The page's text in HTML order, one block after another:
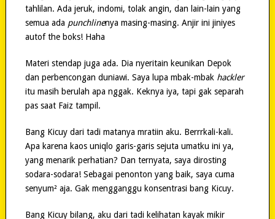
tahlilan. Ada jeruk, indomi, tolak angin, dan lain-lain yang
semua ada punchlinenya masing-masing. Anjir ini jiniyes
autof the boks! Haha
Materi stendap juga ada. Dia nyeritain keunikan Depok
dan perbencongan duniawi. Saya lupa mbak-mbak hackler
itu masih berulah apa nggak. Keknya iya, tapi gak separah
pas saat Faiz tampil.
Bang Kicuy dari tadi matanya mratiin aku. Berrrkali-kali.
Apa karena kaos uniqlo garis-garis sejuta umatku ini ya,
yang menarik perhatian? Dan ternyata, saya dirosting
sodara-sodara! Sebagai penonton yang baik, saya cuma
senyum² aja. Gak mengganggu konsentrasi bang Kicuy.
Bang Kicuy bilang, aku dari tadi kelihatan kayak mikir